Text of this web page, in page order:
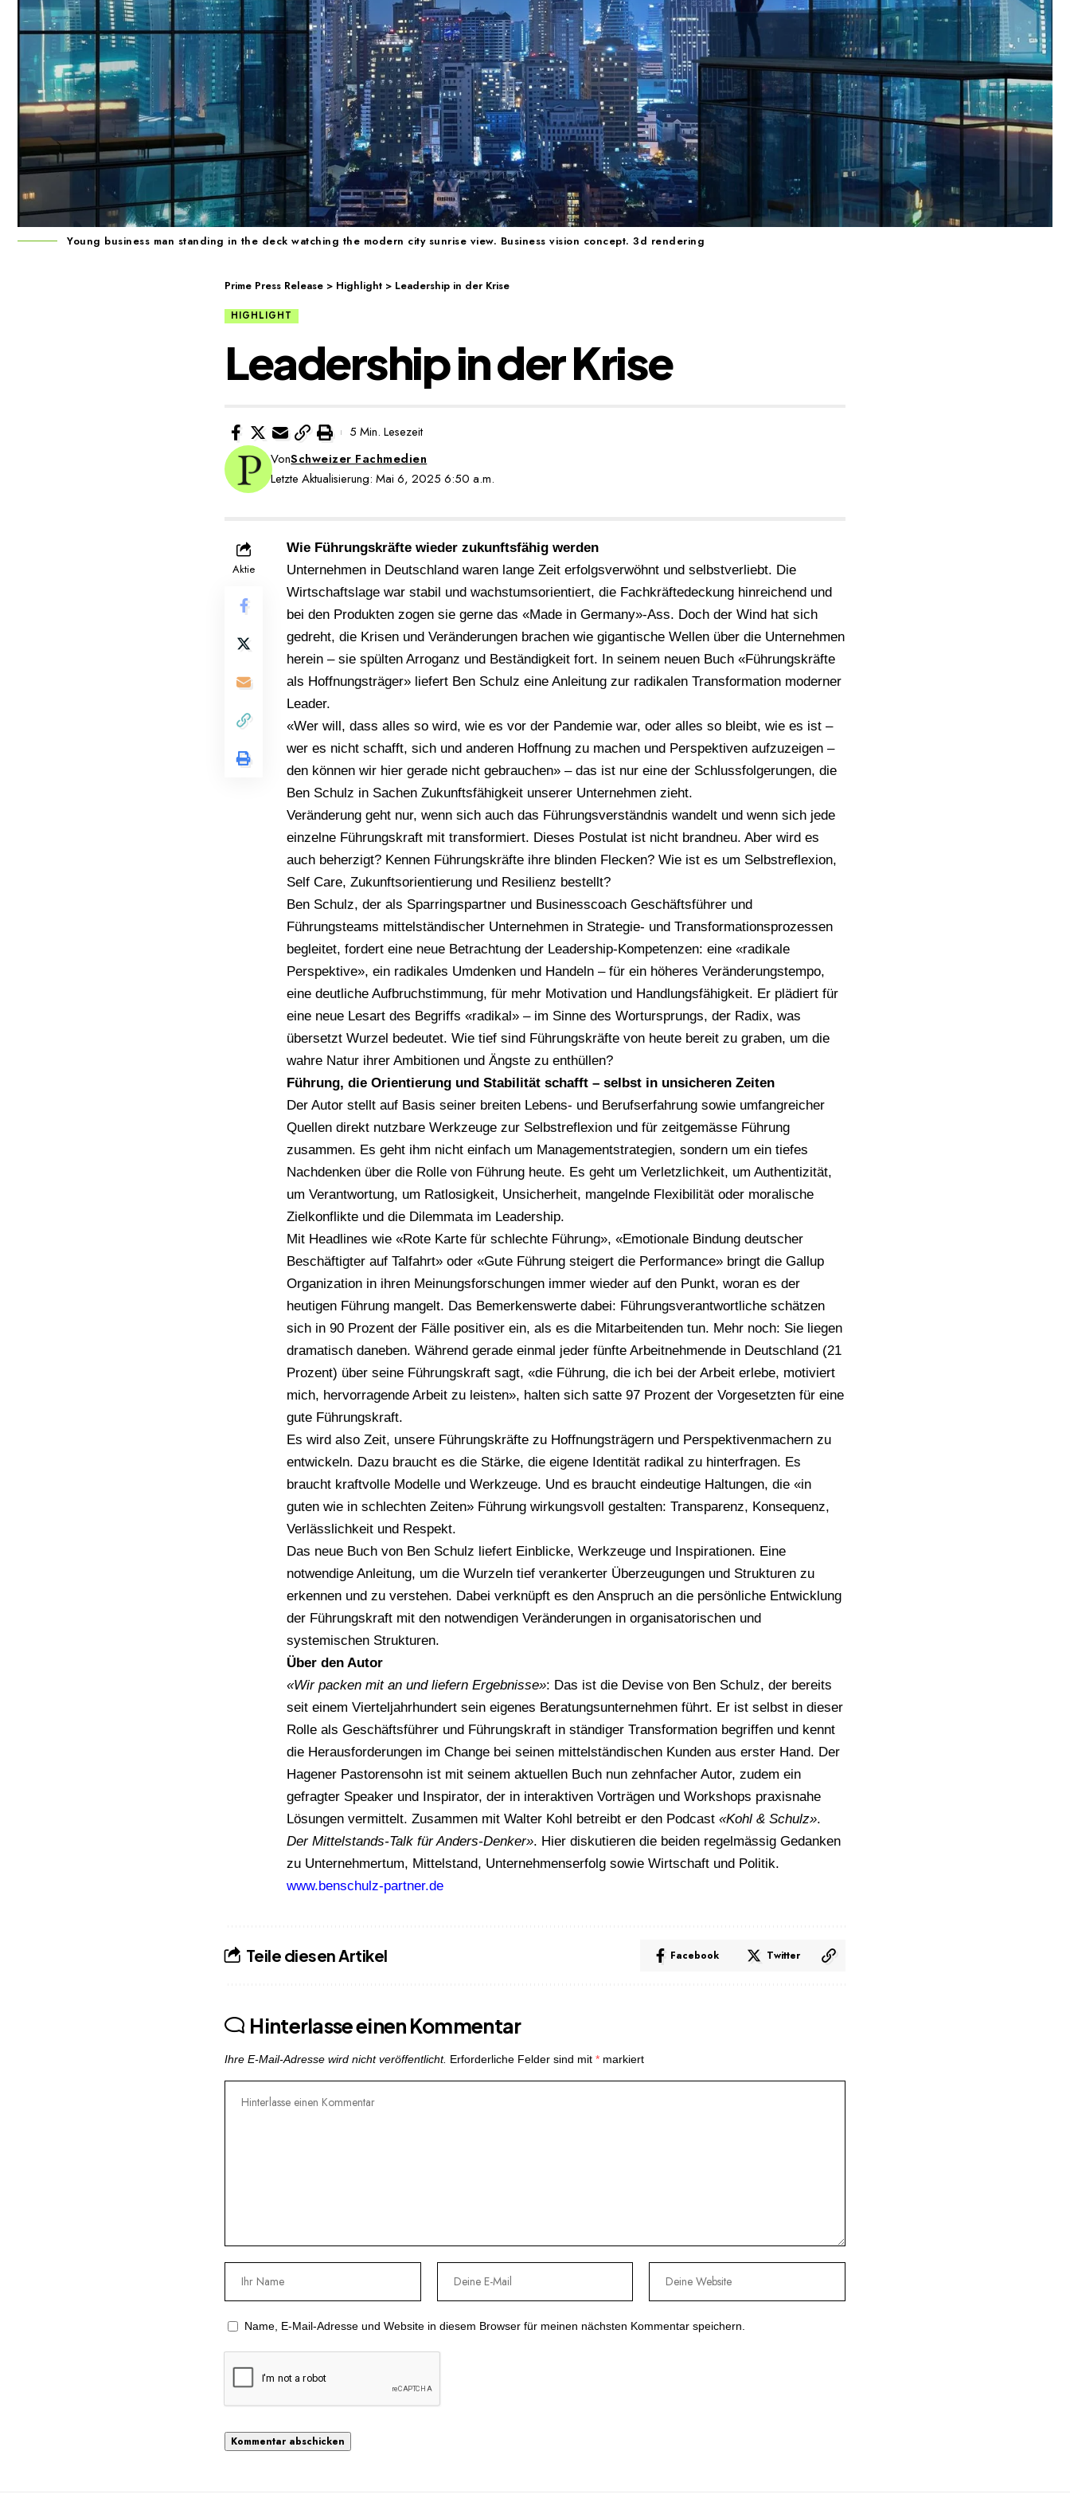
Young business man standing in the deck watching the modern city sunrise view. Business vision concept. 3d rendering
Prime Press Release > Highlight > Leadership in der Krise
HIGHLIGHT
Leadership in der Krise
Letzte Aktualisierung: Mai 6, 2025 6:50 a.m.
VonSchweizer Fachmedien
5 Min. Lesezeit
Aktie
Wie Führungskräfte wieder zukunftsfähig werden
Unternehmen in Deutschland waren lange Zeit erfolgsverwöhnt und selbstverliebt. Die
Wirtschaftslage war stabil und wachstumsorientiert, die Fachkräftedeckung hinreichend und
bei den Produkten zogen sie gerne das «Made in Germany»-Ass. Doch der Wind hat sich
gedreht, die Krisen und Veränderungen brachen wie gigantische Wellen über die Unternehmen
herein – sie spülten Arroganz und Beständigkeit fort. In seinem neuen Buch «Führungskräfte
als Hoffnungsträger» liefert Ben Schulz eine Anleitung zur radikalen Transformation moderner
Leader.
«Wer will, dass alles so wird, wie es vor der Pandemie war, oder alles so bleibt, wie es ist –
wer es nicht schafft, sich und anderen Hoffnung zu machen und Perspektiven aufzuzeigen –
den können wir hier gerade nicht gebrauchen» – das ist nur eine der Schlussfolgerungen, die
Ben Schulz in Sachen Zukunftsfähigkeit unserer Unternehmen zieht.
Veränderung geht nur, wenn sich auch das Führungsverständnis wandelt und wenn sich jede
einzelne Führungskraft mit transformiert. Dieses Postulat ist nicht brandneu. Aber wird es
auch beherzigt? Kennen Führungskräfte ihre blinden Flecken? Wie ist es um Selbstreflexion,
Self Care, Zukunftsorientierung und Resilienz bestellt?
Ben Schulz, der als Sparringspartner und Businesscoach Geschäftsführer und
Führungsteams mittelständischer Unternehmen in Strategie- und Transformationsprozessen
begleitet, fordert eine neue Betrachtung der Leadership-Kompetenzen: eine «radikale
Perspektive», ein radikales Umdenken und Handeln – für ein höheres Veränderungstempo,
eine deutliche Aufbruchstimmung, für mehr Motivation und Handlungsfähigkeit. Er plädiert für
eine neue Lesart des Begriffs «radikal» – im Sinne des Wortursprungs, der Radix, was
übersetzt Wurzel bedeutet. Wie tief sind Führungskräfte von heute bereit zu graben, um die
wahre Natur ihrer Ambitionen und Ängste zu enthüllen?
Führung, die Orientierung und Stabilität schafft – selbst in unsicheren Zeiten
Der Autor stellt auf Basis seiner breiten Lebens- und Berufserfahrung sowie umfangreicher
Quellen direkt nutzbare Werkzeuge zur Selbstreflexion und für zeitgemässe Führung
zusammen. Es geht ihm nicht einfach um Managementstrategien, sondern um ein tiefes
Nachdenken über die Rolle von Führung heute. Es geht um Verletzlichkeit, um Authentizität,
um Verantwortung, um Ratlosigkeit, Unsicherheit, mangelnde Flexibilität oder moralische
Zielkonflikte und die Dilemmata im Leadership.
Mit Headlines wie «Rote Karte für schlechte Führung», «Emotionale Bindung deutscher
Beschäftigter auf Talfahrt» oder «Gute Führung steigert die Performance» bringt die Gallup
Organization in ihren Meinungsforschungen immer wieder auf den Punkt, woran es der
heutigen Führung mangelt. Das Bemerkenswerte dabei: Führungsverantwortliche schätzen
sich in 90 Prozent der Fälle positiver ein, als es die Mitarbeitenden tun. Mehr noch: Sie liegen
dramatisch daneben. Während gerade einmal jeder fünfte Arbeitnehmende in Deutschland (21
Prozent) über seine Führungskraft sagt, «die Führung, die ich bei der Arbeit erlebe, motiviert
mich, hervorragende Arbeit zu leisten», halten sich satte 97 Prozent der Vorgesetzten für eine
gute Führungskraft.
Es wird also Zeit, unsere Führungskräfte zu Hoffnungsträgern und Perspektivenmachern zu
entwickeln. Dazu braucht es die Stärke, die eigene Identität radikal zu hinterfragen. Es
braucht kraftvolle Modelle und Werkzeuge. Und es braucht eindeutige Haltungen, die «in
guten wie in schlechten Zeiten» Führung wirkungsvoll gestalten: Transparenz, Konsequenz,
Verlässlichkeit und Respekt.
Das neue Buch von Ben Schulz liefert Einblicke, Werkzeuge und Inspirationen. Eine
notwendige Anleitung, um die Wurzeln tief verankerter Überzeugungen und Strukturen zu
erkennen und zu verstehen. Dabei verknüpft es den Anspruch an die persönliche Entwicklung
der Führungskraft mit den notwendigen Veränderungen in organisatorischen und
systemischen Strukturen.
Über den Autor
«Wir packen mit an und liefern Ergebnisse»: Das ist die Devise von Ben Schulz, der bereits
seit einem Vierteljahrhundert sein eigenes Beratungsunternehmen führt. Er ist selbst in dieser
Rolle als Geschäftsführer und Führungskraft in ständiger Transformation begriffen und kennt
die Herausforderungen im Change bei seinen mittelständischen Kunden aus erster Hand. Der
Hagener Pastorensohn ist mit seinem aktuellen Buch nun zehnfacher Autor, zudem ein
gefragter Speaker und Inspirator, der in interaktiven Vorträgen und Workshops praxisnahe
Lösungen vermittelt. Zusammen mit Walter Kohl betreibt er den Podcast «Kohl & Schulz».
Der Mittelstands-Talk für Anders-Denker». Hier diskutieren die beiden regelmässig Gedanken
zu Unternehmertum, Mittelstand, Unternehmenserfolg sowie Wirtschaft und Politik.
www.benschulz-partner.de
Teile diesen Artikel Facebook Twitter
Hinterlasse einen Kommentar
Ihre E-Mail-Adresse wird nicht veröffentlicht. Erforderliche Felder sind mit * markiert
Name, E-Mail-Adresse und Website in diesem Browser für meinen nächsten Kommentar speichern.